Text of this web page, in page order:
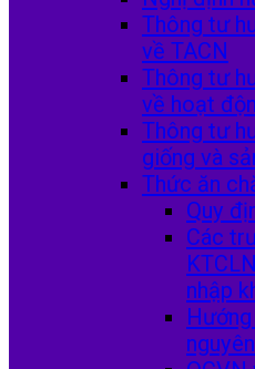
Thông tư
về TACN
Thông tư
về hoạt
Thông tư
giống và
Thức ăn
Quy
Các
nhập